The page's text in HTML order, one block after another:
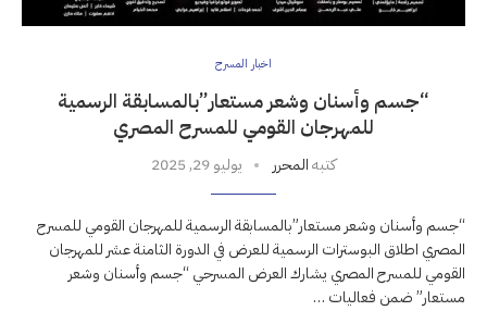
اخبار المسرح
“جسم وأسنان وشعر مستعار”بالمسابقة الرسمية
للمهرجان القومي للمسرح المصري
كتبهالمحرر يوليو 29, 2025
“جسم وأسنان وشعر مستعار”بالمسابقة الرسمية للمهرجان القومي للمسرح
المصري اطلاق البوسترات الرسمية للعرض في الدورة الثامنة عشر للمهرجان
القومي للمسرح المصري يشارك العرض المسرحي “جسم وأسنان وشعر
مستعار” ضمن فعاليات …